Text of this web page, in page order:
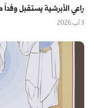
راعي الأبرشية يستقبل
3 آب 2026